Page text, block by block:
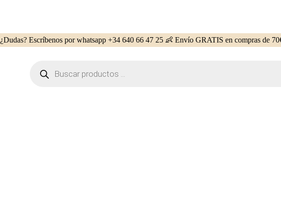
¿Dudas? Escríbenos por whatsapp +34 640 66 47 25 👶 Envío GRATIS en compras de
productos